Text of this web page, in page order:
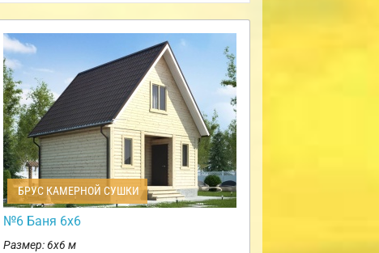
БРУС КАМЕРНОЙ СУШКИ
№6 Баня 6х6
Размер: 6х6 м